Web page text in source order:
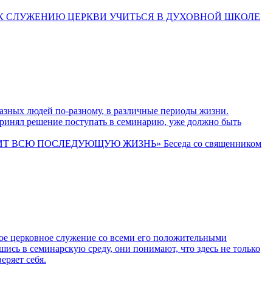
СЛУЖЕНИЮ ЦЕРКВИ УЧИТЬСЯ В ДУХОВНОЙ ШКОЛЕ
людей по-разному, в различные периоды жизни.
решение поступать в семинарию, уже должно быть
ПОСЛЕДУЮЩУЮ ЖИЗНЬ» Беседа со священником
церковное служение со всеми его положительными
в семинарскую среду, они понимают, что здесь не только
себя.